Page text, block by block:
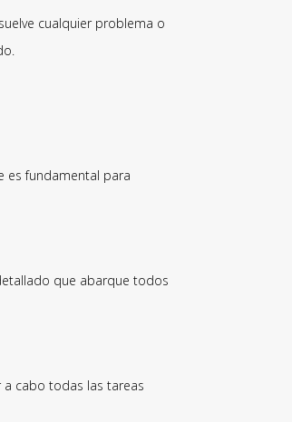
cualquier problema o
es fundamental para
que abarque todos
a cabo todas las tareas